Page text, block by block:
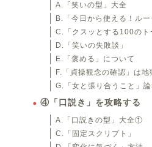
A.「笑いの型」大全
B.「今日から使える！ル
C.「クスッとする100のト
D.「笑いの失敗談」
E.「褒める」について
F.「貞操観念の確認」は地
G.「女と張り合うこと」
④「口説き」を攻略する
A.「口説きの型」大全①
C.「固定スクリプト」